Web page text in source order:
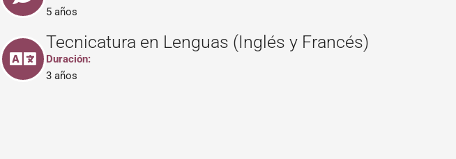
5 años
Tecnicatura en Lenguas (Inglés y Francés)
Duración:
3 años